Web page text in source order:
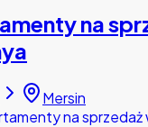
na
Mersin